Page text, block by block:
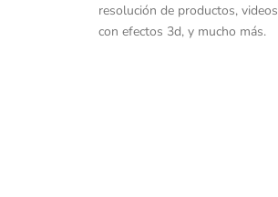
resolución de productos, videos
con efectos 3d, y mucho más.